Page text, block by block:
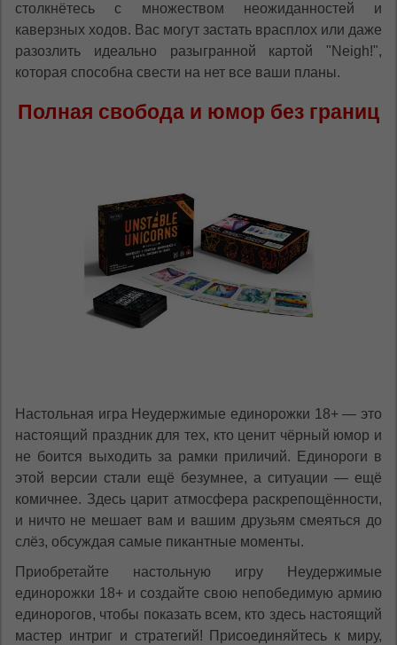
столкнётесь с множеством неожиданностей и
каверзных ходов. Вас могут застать врасплох или даже
разозлить идеально разыгранной картой "Neigh!",
которая способна свести на нет все ваши планы.
Полная свобода и юмор без границ
Настольная игра Неудержимые единорожки 18+ — это
настоящий праздник для тех, кто ценит чёрный юмор и
не боится выходить за рамки приличий. Единороги в
этой версии стали ещё безумнее, а ситуации — ещё
комичнее. Здесь царит атмосфера раскрепощённости,
и ничто не мешает вам и вашим друзьям смеяться до
слёз, обсуждая самые пикантные моменты.
Приобретайте настольную игру Неудержимые
единорожки 18+ и создайте свою непобедимую армию
единорогов, чтобы показать всем, кто здесь настоящий
мастер интриг и стратегий! Присоединяйтесь к миру,